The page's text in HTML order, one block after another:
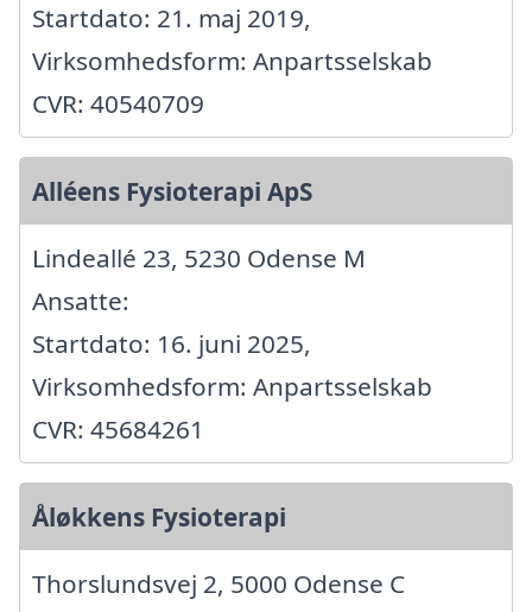
Startdato: 21. maj 2019,
Virksomhedsform: Anpartsselskab
CVR: 40540709
Alléens Fysioterapi ApS
Lindeallé 23, 5230 Odense M
Ansatte:
Startdato: 16. juni 2025,
Virksomhedsform: Anpartsselskab
CVR: 45684261
Åløkkens Fysioterapi
Thorslundsvej 2, 5000 Odense C